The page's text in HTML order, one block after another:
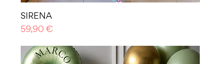
SIRENA
Prezzo
59,90 €